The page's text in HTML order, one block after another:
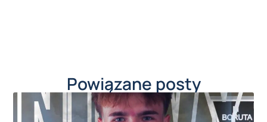
Powiązane posty